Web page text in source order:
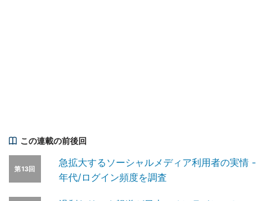
この連載の前後回
第13回
急拡大するソーシャルメディア利用者の実情 -
年代/ログイン頻度を調査